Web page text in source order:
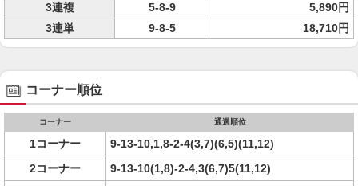
3連複
5-8-9
5,890円
3連単
9-8-5 18,710円
コーナー順位
コーナー 通過順位
1コーナー
9-13-10,1,8-2-4(3,7)(6,5)(11,12)
2コーナー
9-13-10(1,8)-2-4,3(6,7)5(11,12)